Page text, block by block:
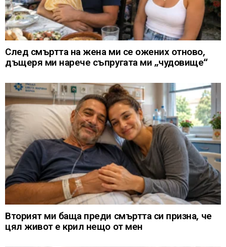
След смъртта на жена ми се ожених отново,
дъщеря ми нарече съпругата ми „чудовище“
Вторият ми баща преди смъртта си призна, че
цял живот е крил нещо от мен